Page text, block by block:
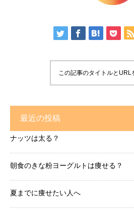
この記事のタイトルとURL
最近の投稿
ナッツは太る？
朝食のきな粉ヨーグルトは痩せる？
夏までに痩せたい人へ